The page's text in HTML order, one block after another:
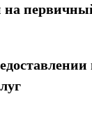
на